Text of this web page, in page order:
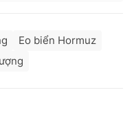
Eo biển Hormuz